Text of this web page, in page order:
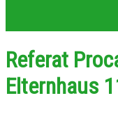
Referat
Elternhaus